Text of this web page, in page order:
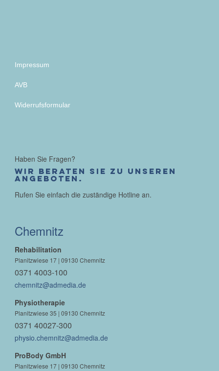
Impressum
AVB
Widerrufsformular
Haben Sie Fragen?
Wir beraten Sie zu unseren
Angeboten.
Rufen Sie einfach die zuständige Hotline an.
Chemnitz
Rehabilitation
Planitzwiese 17 | 09130 Chemnitz
0371 4003-100
chemnitz@admedia.de
Physiotherapie
Planitzwiese 35 | 09130 Chemnitz
0371 40027-300
physio.chemnitz@admedia.de
ProBody GmbH
Planitzwiese 17 | 09130 Chemnitz